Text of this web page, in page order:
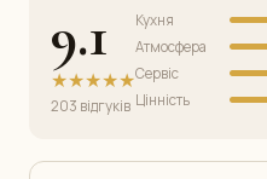
9.1
★★★★★
203 відгуків
Кухня
Атмосфера
Сервіс
Цінність